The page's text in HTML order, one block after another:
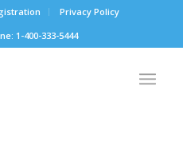
Privacy Policy
1-400-333-5444